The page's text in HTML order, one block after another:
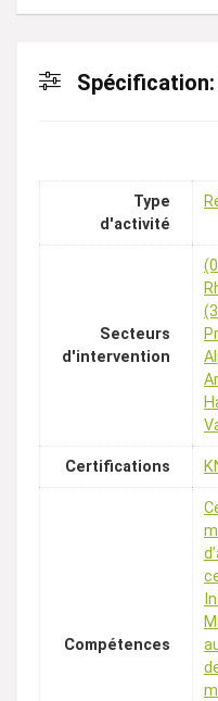
Spécification:
Type
d'activité
Secteurs
d'intervention
Certifications
Compétences